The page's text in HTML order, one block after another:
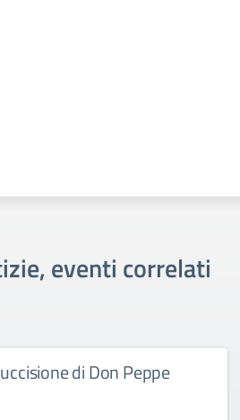
eventi correlati
di Don Peppe